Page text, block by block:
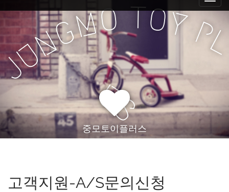
m
e
n
u
i
o
n
n
t
UNGMO TOYP
U
S
중모토이플러스
고객지원-A/S문의신청